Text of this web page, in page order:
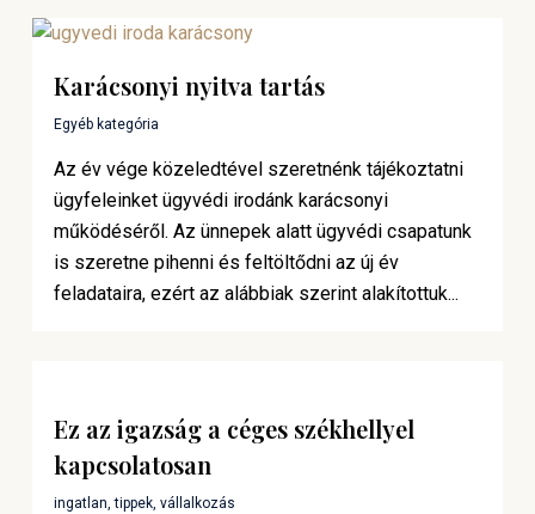
Karácsonyi nyitva tartás
Egyéb kategória
Az év vége közeledtével szeretnénk tájékoztatni
ügyfeleinket ügyvédi irodánk karácsonyi
működéséről. Az ünnepek alatt ügyvédi csapatunk
is szeretne pihenni és feltöltődni az új év
feladataira, ezért az alábbiak szerint alakítottuk...
Ez az igazság a céges székhellyel
kapcsolatosan
ingatlan,tippek, vállalkozás